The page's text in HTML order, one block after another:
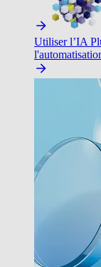
Utiliser l’IA